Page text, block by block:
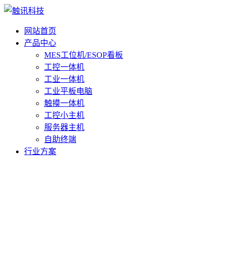
网站首页
产品中心
MES工位机/ESOP看板
工控一体机
工业一体机
工业平板电脑
触摸一体机
工控小主机
服务器主机
自助终端
行业方案